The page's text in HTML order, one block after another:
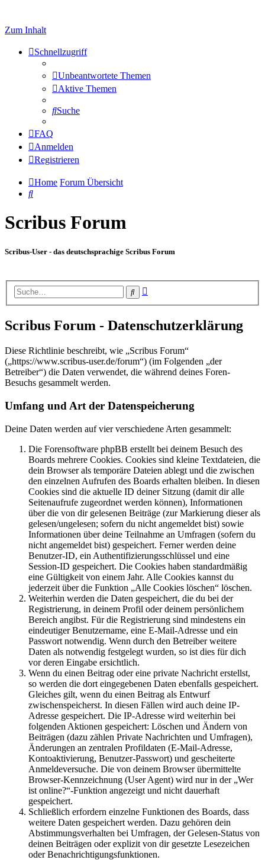
Zum Inhalt
Schnellzugriff
Unbeantwortete Themen
Aktive Themen
Suche
FAQ
Anmelden
Registrieren
Home Forum Übersicht
Suche
Scribus Forum
Scribus-User - das deutschsprachige Scribus Forum
Suche
Scribus Forum - Datenschutzerklärung
Diese Richtlinie beschreibt, wie „Scribus Forum“
(„https://www.scribus-user.de/forum“) (im Folgenden „der
Betreiber“) die Daten verwendet, die während deines Foren-
Besuchs gesammelt werden.
Umfang und Art der Datenspeicherung
Deine Daten werden auf vier verschiedene Arten gesammelt:
Die Forensoftware phpBB erstellt bei deinem Besuch des
Boards mehrere Cookies. Cookies sind kleine Textdateien, die
dein Browser als temporäre Dateien ablegt und die zwischen
den einzelnen Aufrufen des Boards erhalten bleiben. In diesen
Cookies sind die aktuelle ID deiner Sitzung (damit dir alle
Seitenaufrufe zugeordnet werden können), Informationen
über die von dir gelesenen Beiträge (zur Markierung dieser als
gelesen/ungelesen; sofern du nicht angemeldet bist) sowie
Informationen über deine Teilnahme an Umfragen (sofern du
nicht angemeldet bist) gespeichert. Ferner werden deine
Benutzer-ID, ein Authentifizierungsschlüssel und eine
Session-ID gespeichert. Die Cookies haben standardmäßig
eine Gültigkeit von einem Jahr. Alle Cookies kannst du
jederzeit über die Funktion „Alle Cookies löschen“ löschen.
Weiterhin werden die Daten gespeichert, die du bei der
Registrierung, in deinem Profil oder deinem persönlichem
Bereich angibst. Für die Registrierung sind mindestens ein
eindeutiger Benutzername, eine E-Mail-Adresse und ein
Passwort notwendig. Wenn durch den Betreiber weitere
Daten als notwendig festgelegt wurden, so ist dies für dich
vor deren Eingabe ersichtlich.
Wenn du einen Beitrag oder eine private Nachricht erstellst,
so werden die dort eingegebenen Daten ebenfalls gespeichert.
Gleiches gilt, wenn du einen Beitrag als Entwurf
zwischenspeicherst. In diesen Fällen wird auch deine IP-
Adresse gespeichert. Die IP-Adresse wird weiterhin bei
folgenden Aktionen gespeichert: Löschen und Ändern von
Beiträgen (dazu zählen Private Nachrichten und Umfragen),
Änderungen an zentralen Profildaten (E-Mail-Adresse,
Kontoaktivierung, Benutzer-Passwort) und gescheiterte
Anmeldeversuche. Die von deinem Browser übermittelte
Browser-Kennzeichnung (User Agent) wird nur in der „Wer
ist online?“-Funktion angezeigt und nicht dauerhaft
gespeichert.
Schließlich erfordern einzelne Funktionen des Boards, dass
weitere Daten gespeichert werden. Dazu gehören dein
Abstimmungsverhalten bei Umfragen, der Gelesen-Status von
deinen Beiträgen oder explizit von dir gesetzte Lesezeichen
oder Benachrichtigungsfunktionen.